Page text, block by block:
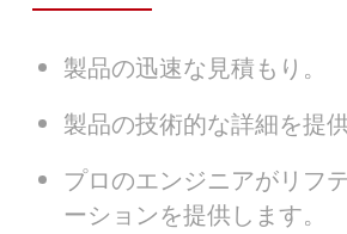
製品の迅速な見積もり。
製品の技術的な詳細を提
プロのエンジニアがリフ
ーションを提供します。